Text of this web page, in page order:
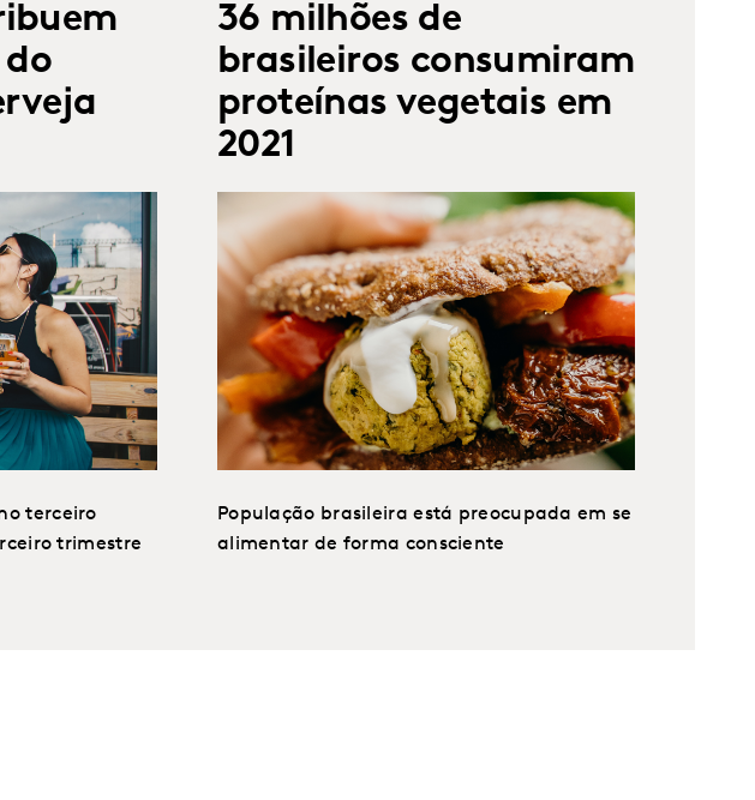
terceiro
trimestre
36 milhões de
brasileiros consumiram
proteínas vegetais em
2021
População brasileira está preocupada em se
alimentar de forma consciente